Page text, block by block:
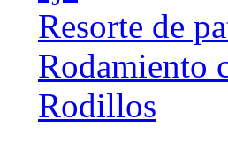
Resorte de
Rodamiento
Rodillos